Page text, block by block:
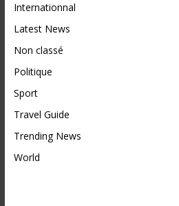
Internationnal
Latest News
Non classé
Politique
Sport
Travel Guide
Trending News
World